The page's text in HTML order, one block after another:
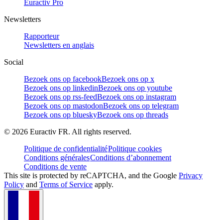
Euractiv Pro
Newsletters
Rapporteur
Newsletters en anglais
Social
Bezoek ons op facebookBezoek ons op x
Bezoek ons op linkedinBezoek ons op youtube
Bezoek ons op rss-feedBezoek ons op instagram
Bezoek ons op mastodonBezoek ons op telegram
Bezoek ons op blueskyBezoek ons op threads
© 2026 Euractiv FR. All rights reserved.
Politique de confidentialitéPolitique cookies
Conditions généralesConditions d’abonnement
Conditions de vente
This site is protected by reCAPTCHA, and the Google Privacy
Policy and Terms of Service apply.